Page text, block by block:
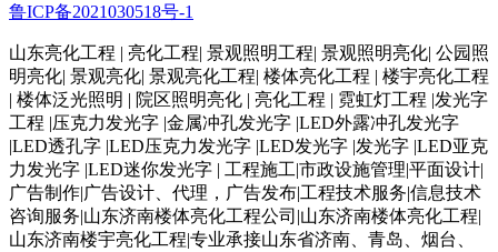
鲁ICP备2021030518号-1
山东亮化工程 | 亮化工程| 景观照明工程| 景观照明亮化| 公园照
明亮化| 景观亮化| 景观亮化工程| 楼体亮化工程 | 楼宇亮化工程
| 楼体泛光照明 | 院区照明亮化 | 亮化工程 | 霓虹灯工程 |发光字
工程 |压克力发光字 |金属冲孔发光字 |LED外露冲孔发光字
|LED透孔字 |LED压克力发光字 |LED发光字 |发光字 |LED亚克
力发光字 |LED迷你发光字 | 工程施工|市政设施管理|平面设计|
广告制作|广告设计、代理，广告发布|工程技术服务|信息技术
咨询服务|山东济南楼体亮化工程公司|山东济南楼体亮化工程|
山东济南楼宇亮化工程|专业承接山东省济南、青岛、烟台、